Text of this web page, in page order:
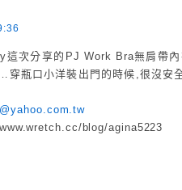
這次分享的PJ Work Bra無肩帶
穿瓶口小洋裝出門的時候,很沒安
blog/agina5223